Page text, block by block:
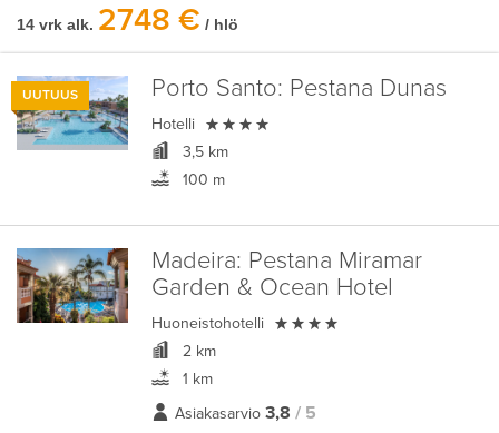
14 vrk alk. 2748 € / hlö
UUTUUS Porto Santo: Pestana Dunas
Hotelli 
3,5 km
100 m
Madeira: Pestana Miramar
Garden & Ocean Hotel
Huoneistohotelli 
2 km
1 km
Asiakasarvio 3,8 / 5